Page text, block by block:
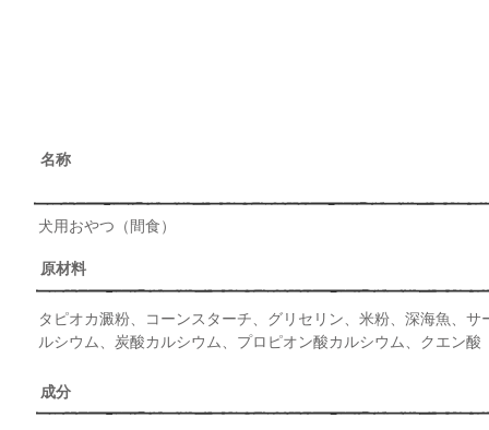
​名称
​犬用おやつ（間食）
原材料
タピオカ澱粉、コーンスターチ、グリセリン、米粉、深海魚、
ルシウム、炭酸カルシウム、プロピオン酸カルシウム、クエン酸
​成分